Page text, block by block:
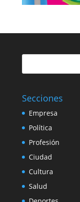
Secciones
Empresa
Política
Profesión
Ciudad
Cultura
Salud